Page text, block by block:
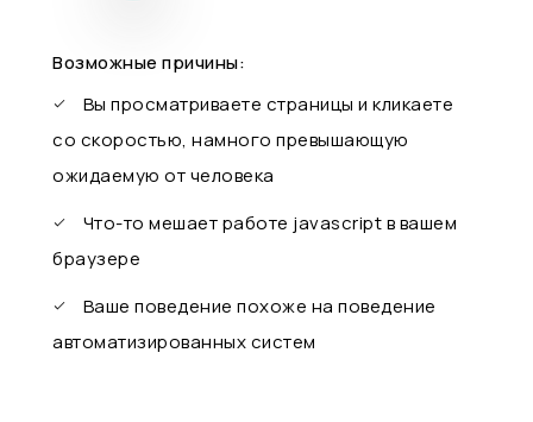
Возможные причины:
Вы просматриваете страницы и кликаете
со скоростью, намного превышающую
ожидаемую от человека
Что-то мешает работе javascript в вашем
браузере
Ваше поведение похоже на поведение
автоматизированных систем